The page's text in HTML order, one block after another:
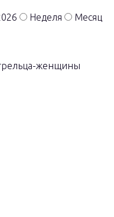
Неделя
Месяц
женщины